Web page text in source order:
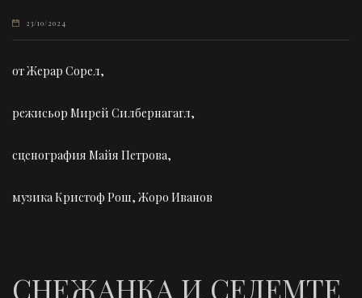
23/10/2024
от Жерар Сорел,
режисьор Мирей Силбернагагл,
сценография Майя Петрова,
музика Кристоф Рош, Жоро Иванов
СНЕЖАНКА И СЕДЕМТЕ